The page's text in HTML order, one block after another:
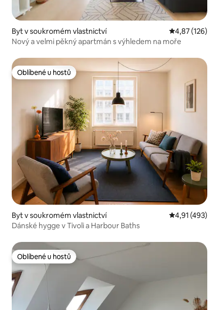
Byt v soukromém vlastnictví Průměrné
4,87 (126)
Nový a velmi pěkný apartmán s výhledem na moře
Oblíbené u hostů
Oblíbené u hostů
Byt v soukromém vlastnictví Průměrné
4,91 (493)
Dánské hygge v Tivoli a Harbour Baths
Oblíbené u hostů
Oblíbené u hostů